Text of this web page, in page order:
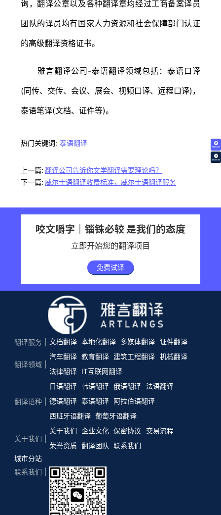
免费试译
翻译价格
询，翻译公章以及各种翻译章均经过工商备案译员
团队的译员均有国家人力资源和社会保障部门认证
的高级翻译资格证书。
雅言翻译公司-泰语翻译领域包括：泰语口译
(同传、交传、会议、展会、视频口译、远程口译)，
泰语笔译(文档、证件等)。
热门关键词: 泰语翻译
上一篇: 翻译公司告诉你文学翻译需要理论吗？
下一篇: 威尔士语翻译收费标准，威尔士语翻译服务
咬文嚼字｜锱铢必较 是我们的态度
立即开始您的翻译项目
免费试译
翻译服务 文档翻译 本地化翻译 多媒体翻译 证件翻译
翻译领域
汽车翻译 教育翻译 建筑工程翻译 机械翻译
法律翻译
IT互联网翻译
翻译语种
日语翻译 韩语翻译 俄语翻译
法语翻译
德语翻译 泰语翻译 阿拉伯语翻译
西班牙语翻译 葡萄牙语翻译
关于我们
关于我们 企业文化 保密协议
交易流程
荣誉资质 翻译团队
联系我们
城市分站
联系我们